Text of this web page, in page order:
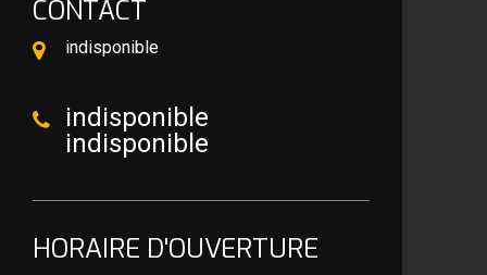
CONTACT
indisponible
indisponible
indisponible
HORAIRE D'OUVERTURE